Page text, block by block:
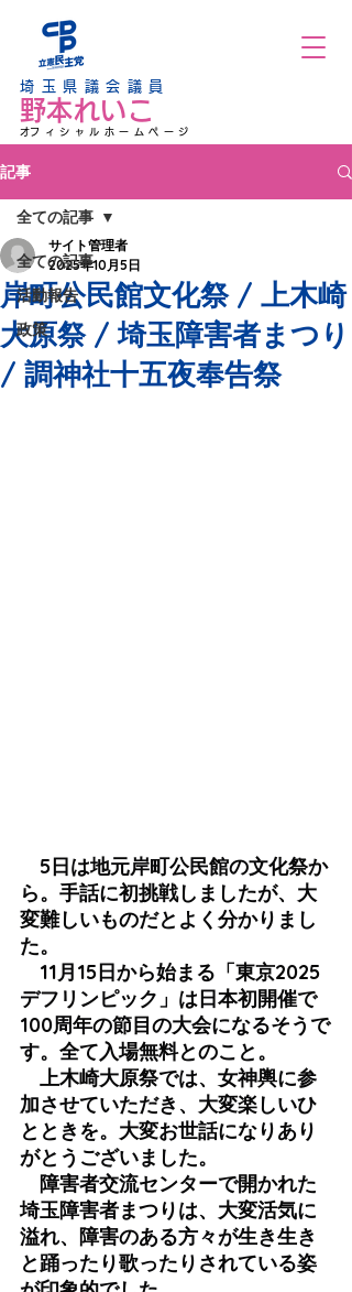
野本れいこ
​オフィシャルホームページ
埼玉県議会議員
記事
全ての記事
活動報告
政策
全ての記事
岸町公民館文化祭 / 上木崎
大原祭 / 埼玉障害者まつり
/ 調神社十五夜奉告祭
サイト管理者
2025年10月5日
5日は地元岸町公民館の文化祭か
ら。手話に初挑戦しましたが、大
変難しいものだとよく分かりまし
た。
11月15日から始まる「東京2025
デフリンピック」は日本初開催で
100周年の節目の大会になるそうで
す。全て入場無料とのこと。
上木崎大原祭では、女神輿に参
加させていただき、大変楽しいひ
とときを。大変お世話になりあり
がとうございました。
障害者交流センターで開かれた
埼玉障害者まつりは、大変活気に
溢れ、障害のある方々が生き生き
と踊ったり歌ったりされている姿